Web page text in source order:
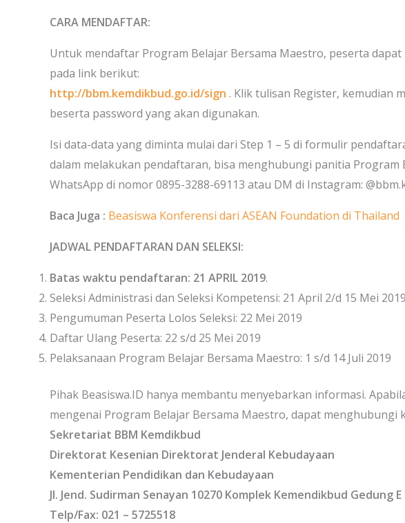
CARA MENDAFTAR:
Untuk mendaftar Program Belajar Bersama Maestro, peserta
pada link berikut:
http://bbm.kemdikbud.go.id/sign . Klik tulisan Register, kemudian
beserta password yang akan digunakan.
Isi data-data yang diminta mulai dari Step 1 – 5 di formulir
dalam melakukan pendaftaran, bisa menghubungi panitia Program
WhatsApp di nomor 0895-3288-69113 atau DM di Instagram:
Baca Juga : Beasiswa Konferensi dari ASEAN Foundation di Thailand
JADWAL PENDAFTARAN DAN SELEKSI:
Batas waktu pendaftaran: 21 APRIL 2019.
Seleksi Administrasi dan Seleksi Kompetensi: 21 April 2/d 15 Mei 2019
Pengumuman Peserta Lolos Seleksi: 22 Mei 2019
Daftar Ulang Peserta: 22 s/d 25 Mei 2019
Pelaksanaan Program Belajar Bersama Maestro: 1 s/d 14 Juli 2019
Pihak Beasiswa.ID hanya membantu menyebarkan informasi.
mengenai Program Belajar Bersama Maestro, dapat menghubungi
Sekretariat BBM Kemdikbud
Direktorat Kesenian Direktorat Jenderal Kebudayaan
Kementerian Pendidikan dan Kebudayaan
Jl. Jend. Sudirman Senayan 10270 Komplek Kemendikbud Gedung
Telp/Fax: 021 – 5725518